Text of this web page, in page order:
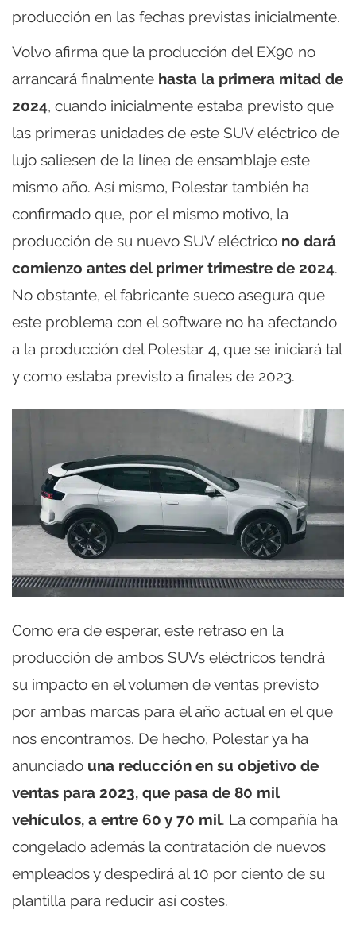
producción en las fechas previstas inicialmente.
Volvo afirma que la producción del EX90 no
arrancará finalmente hasta la primera mitad de
2024, cuando inicialmente estaba previsto que
las primeras unidades de este SUV eléctrico de
lujo saliesen de la línea de ensamblaje este
mismo año. Así mismo, Polestar también ha
confirmado que, por el mismo motivo, la
producción de su nuevo SUV eléctrico no dará
comienzo antes del primer trimestre de 2024.
No obstante, el fabricante sueco asegura que
este problema con el software no ha afectando
a la producción del Polestar 4, que se iniciará tal
y como estaba previsto a finales de 2023.
Como era de esperar, este retraso en la
producción de ambos SUVs eléctricos tendrá
su impacto en el volumen de ventas previsto
por ambas marcas para el año actual en el que
nos encontramos. De hecho, Polestar ya ha
anunciado una reducción en su objetivo de
ventas para 2023, que pasa de 80 mil
vehículos, a entre 60 y 70 mil. La compañía ha
congelado además la contratación de nuevos
empleados y despedirá al 10 por ciento de su
plantilla para reducir así costes.